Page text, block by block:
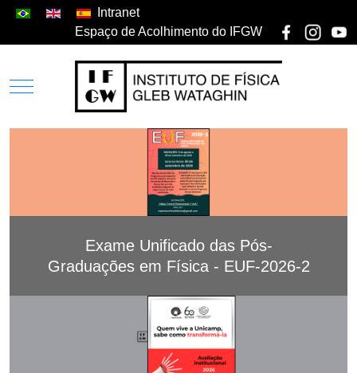
Intranet
Espaço de Acolhimento do IFGW
Exame Unificado das Pós-
Graduações em Física - EUF-2026-2